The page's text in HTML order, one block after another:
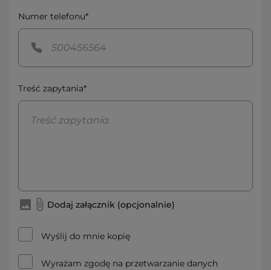
Numer telefonu*
Treść zapytania*
Dodaj załącznik (opcjonalnie)
Wyślij do mnie kopię
Wyrażam zgodę na przetwarzanie danych